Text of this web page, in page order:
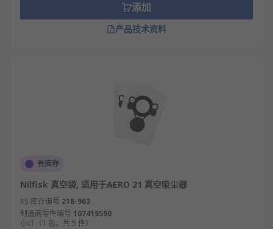
添加
产品技术资料
有库存
Nilfisk 真空袋, 适用于AERO 21 真空吸尘器
RS 库存编号 218-963
制造商零件编号 107419590
小计（1 包，共 5 件）